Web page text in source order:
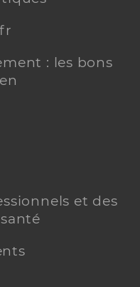
: les bons
et des